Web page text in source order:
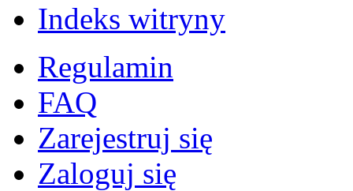
Indeks witryny
Regulamin
FAQ
Zarejestruj się
Zaloguj się